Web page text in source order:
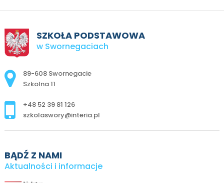
SZKOŁA PODSTAWOWA
w Swornegaciach
Adres pocztowy:
89-608 Swornegacie
Szkolna 11
+48 52 39 81 126
szkolaswory@interia.pl
BĄDŹ Z NAMI
Aktualności i informacje